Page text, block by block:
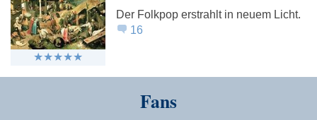
Der Folkpop erstrahlt in neuem Licht.
16
Fans